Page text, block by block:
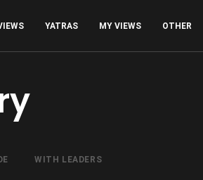
YATRAS MY VIEWS OTHER
WITH LEADERS